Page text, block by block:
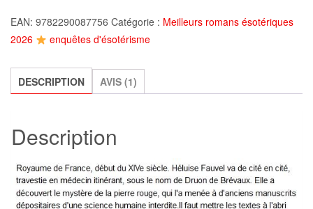
Mystères
de
de
Brévaux
Tome
4
In
Anima
EAN: 9782290087756 Catégorie : Meilleurs romans ésotériques
2026
enquêtes d'ésotérisme
DESCRIPTION AVIS (1)
Description